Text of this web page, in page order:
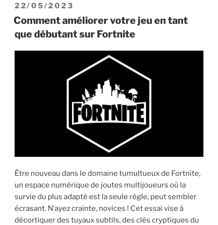
de
la
saison
9
Fortnite »
PUBLIÉ
LE
22/05/2023
Comment améliorer votre jeu en tant
que débutant sur Fortnite
Être nouveau dans le domaine tumultueux de Fortnite,
un espace numérique de joutes multijoueurs où la
survie du plus adapté est la seule règle, peut sembler
écrasant. N’ayez crainte, novices ! Cet essai vise à
décortiquer des tuyaux subtils, des clés cryptiques du